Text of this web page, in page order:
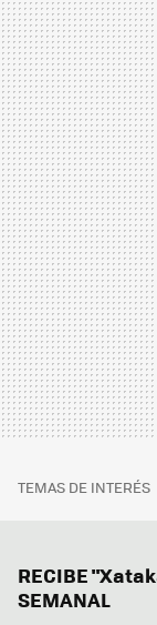
TEMAS DE INTERÉS
RECIBE
SEMANAL